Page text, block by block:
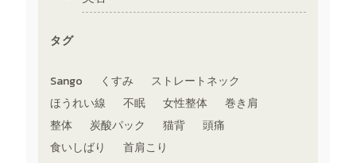
タグ
Sango くすみ
ストレートネック
ほうれい線
不眠 女性整体
巻き肩
整体
炭酸パック 猫背
頭痛
食いしばり
首肩こり